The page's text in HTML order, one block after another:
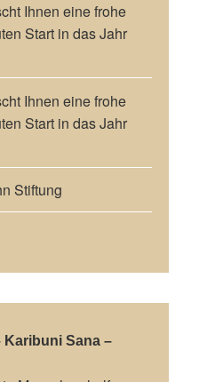
Ihnen eine frohe
Start in das Jahr
Ihnen eine frohe
Start in das Jahr
Stiftung
Karibuni Sana –